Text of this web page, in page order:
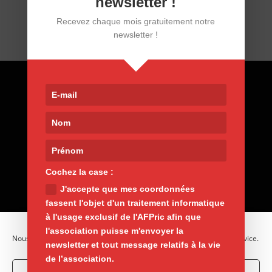
Nous utilisons des cookies pour optimiser notre site web et notre service.
Contact
9, rue de Nemours 75011 Paris
01 400 30 200
afpric@afpric.org
Recevez chaque mois gratuitement notre
newsletter !
Cochez la case :
J'accepte que mes coordonnées
fassent l'objet d'un traitement informatique
à l'usage exclusif de l'AFPric afin que
l'association puisse m'envoyer la
newsletter et tout message relatifs à la vie
de l’association.